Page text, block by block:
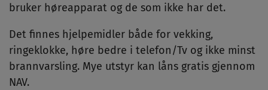
bruker høreapparat og de som ikke har det.
Det finnes hjelpemidler både for vekking,
ringeklokke, høre bedre i telefon/Tv og ikke minst
brannvarsling. Mye utstyr kan låns gratis gjennom
NAV.